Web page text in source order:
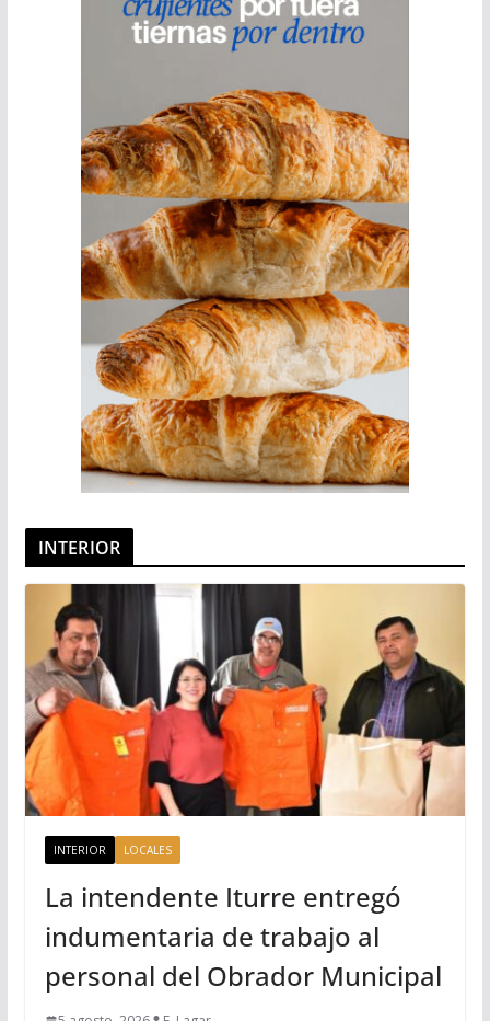
INTERIOR
INTERIOR LOCALES
La intendente Iturre entregó
indumentaria de trabajo al
personal del Obrador Municipal